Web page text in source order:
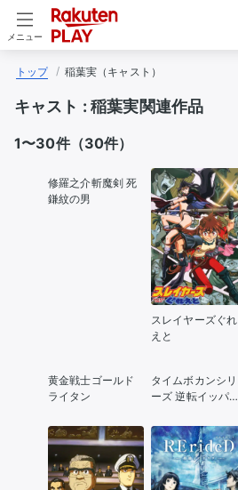
メニュー
トップ 稲葉実（キャスト）
キャスト :稲葉実関連作品
1〜30件（30件）
修羅之介斬魔剣 死
鎌紋の男
スレイヤーズぐれ
えと
黄金戦士ゴールド
ライタン
タイムボカンシリ
ーズ 逆転イッパツ